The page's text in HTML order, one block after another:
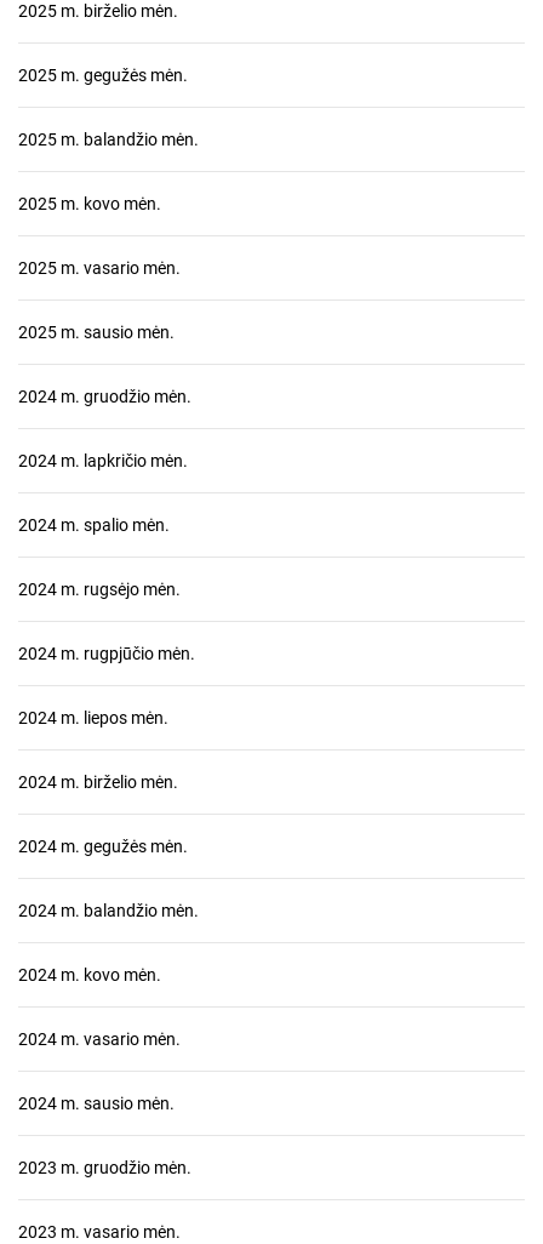
2025 m. birželio mėn.
2025 m. gegužės mėn.
2025 m. balandžio mėn.
2025 m. kovo mėn.
2025 m. vasario mėn.
2025 m. sausio mėn.
2024 m. gruodžio mėn.
2024 m. lapkričio mėn.
2024 m. spalio mėn.
2024 m. rugsėjo mėn.
2024 m. rugpjūčio mėn.
2024 m. liepos mėn.
2024 m. birželio mėn.
2024 m. gegužės mėn.
2024 m. balandžio mėn.
2024 m. kovo mėn.
2024 m. vasario mėn.
2024 m. sausio mėn.
2023 m. gruodžio mėn.
2023 m. vasario mėn.